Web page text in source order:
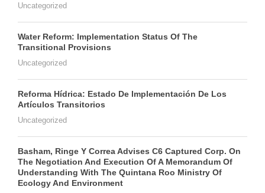
Uncategorized
Water Reform: Implementation Status Of The
Transitional Provisions
Uncategorized
Reforma Hídrica: Estado De Implementación De Los
Artículos Transitorios
Uncategorized
Basham, Ringe Y Correa Advises C6 Captured Corp. On
The Negotiation And Execution Of A Memorandum Of
Understanding With The Quintana Roo Ministry Of
Ecology And Environment